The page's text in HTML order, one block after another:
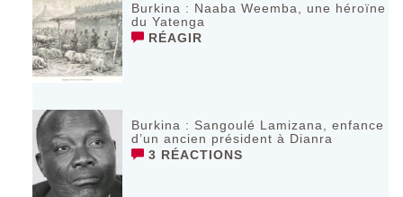
Burkina : Naaba Weemba, une héroïne
du Yatenga
RÉAGIR
Burkina : Sangoulé Lamizana, enfance
d’un ancien président à Dianra
3 RÉACTIONS